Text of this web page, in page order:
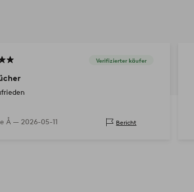
Verifizierter käufer
Å — 2026-05-11 Bericht